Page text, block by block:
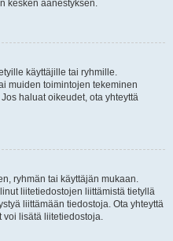
kesken äänestyksen.
käyttäjille tai ryhmille.
muiden toimintojen tekeminen
haluat oikeudet, ota yhteyttä
ryhmän tai käyttäjän mukaan.
liitetiedostojen liittämistä tietyllä
liittämään tiedostoja. Ota yhteyttä
voi lisätä liitetiedostoja.